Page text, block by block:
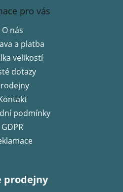
pro vás
O nás
a platba
velikostí
dotazy
podmínky
GDPR
prodejny